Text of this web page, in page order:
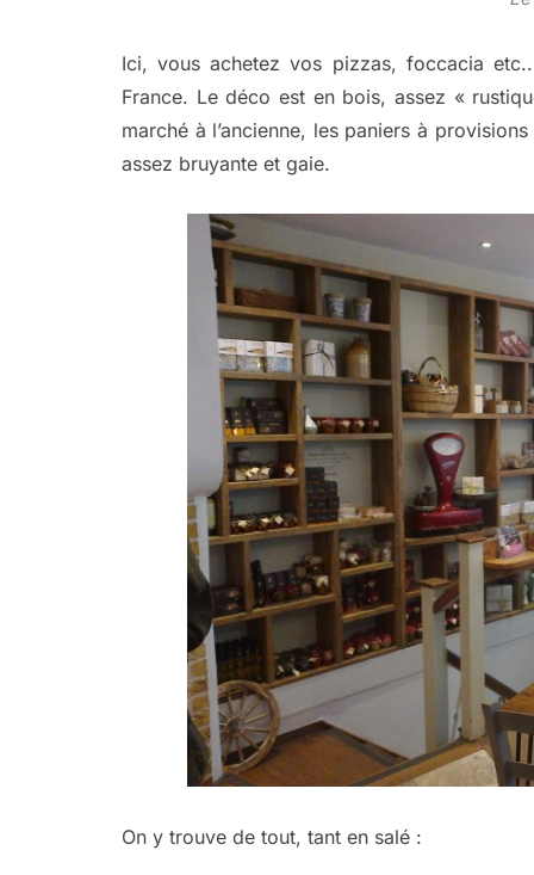
Ici, vous achetez vos pizzas, foccacia
France. Le déco est en bois, assez «
marché à l’ancienne, les paniers à
assez bruyante et gaie.
On y trouve de tout, tant en salé :